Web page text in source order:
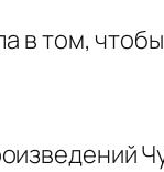
в том,